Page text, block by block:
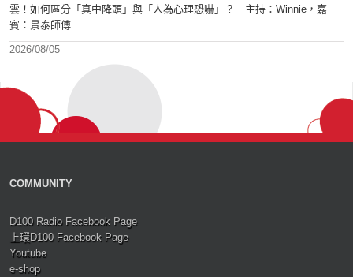
雲！如何區分「真中降頭」與「人為心理恐嚇」？︱主持：Winnie，嘉
賓：景泰師傅
2026/08/05
COMMUNITY
D100 Radio Facebook Page
上環D100 Facebook Page
Youtube
e-shop